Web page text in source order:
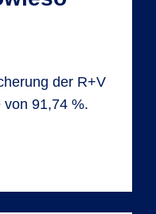
der R+V
von 91,74 %.